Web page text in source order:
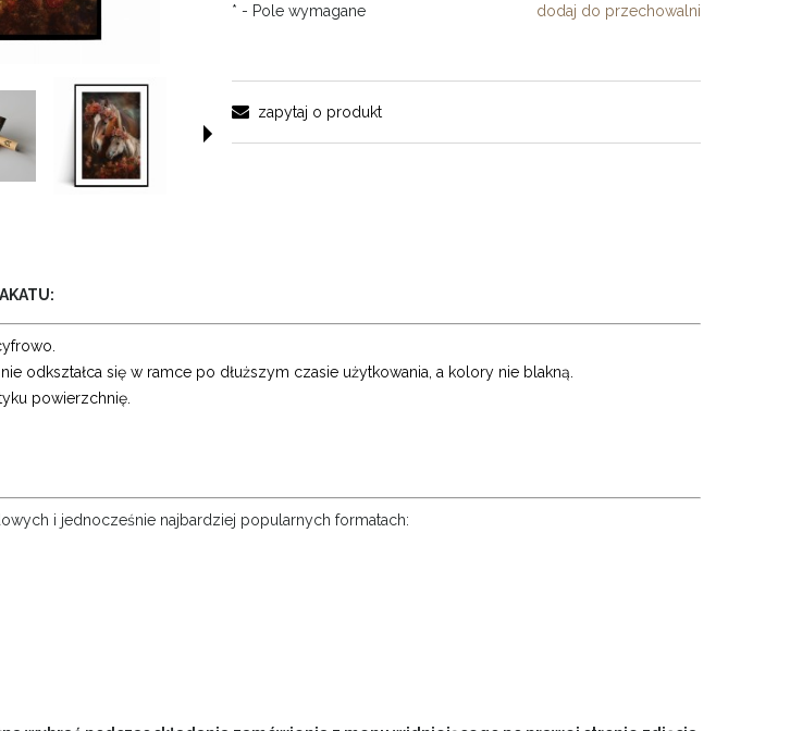
dodaj do przechowalni
* - Pole wymagane
zapytaj o produkt
odkształca się w ramce po dłuższym czasie użytkowania, a kolory nie blakną.
powierzchnię.
i jednocześnie najbardziej popularnych formatach: